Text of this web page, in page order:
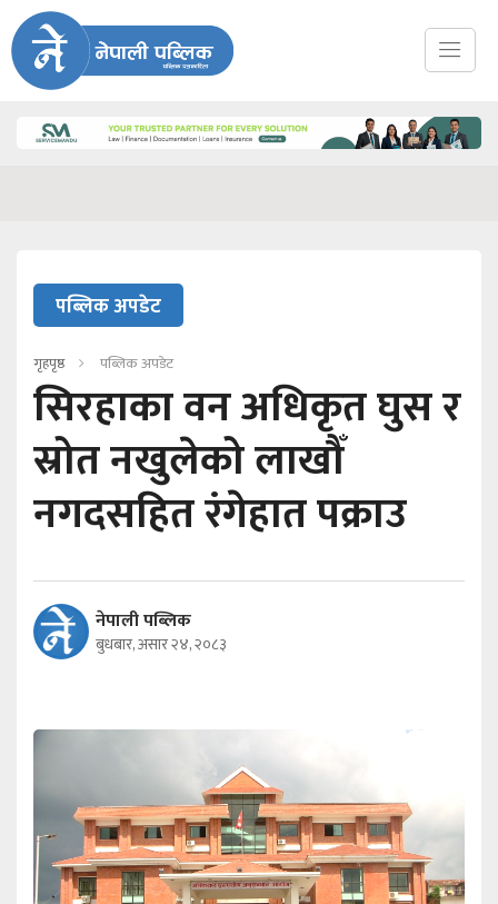
पब्लिक अपडेट
गृहपृष्ठ पब्लिक अपडेट
सिरहाका वन अधिकृत घुस र
स्रोत नखुलेको लाखौँ
नगदसहित रंगेहात पक्राउ
नेपाली पब्लिक
बुधबार, असार २४, २०८३